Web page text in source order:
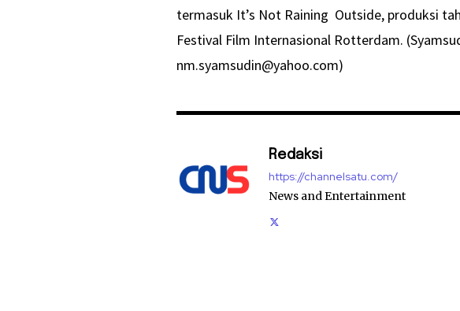
termasuk It’s Not Raining Outside, produksi
Festival Film Internasional Rotterdam.
nm.syamsudin@yahoo.com)
Redaksi
https://channelsatu.com/
News and Entertainment